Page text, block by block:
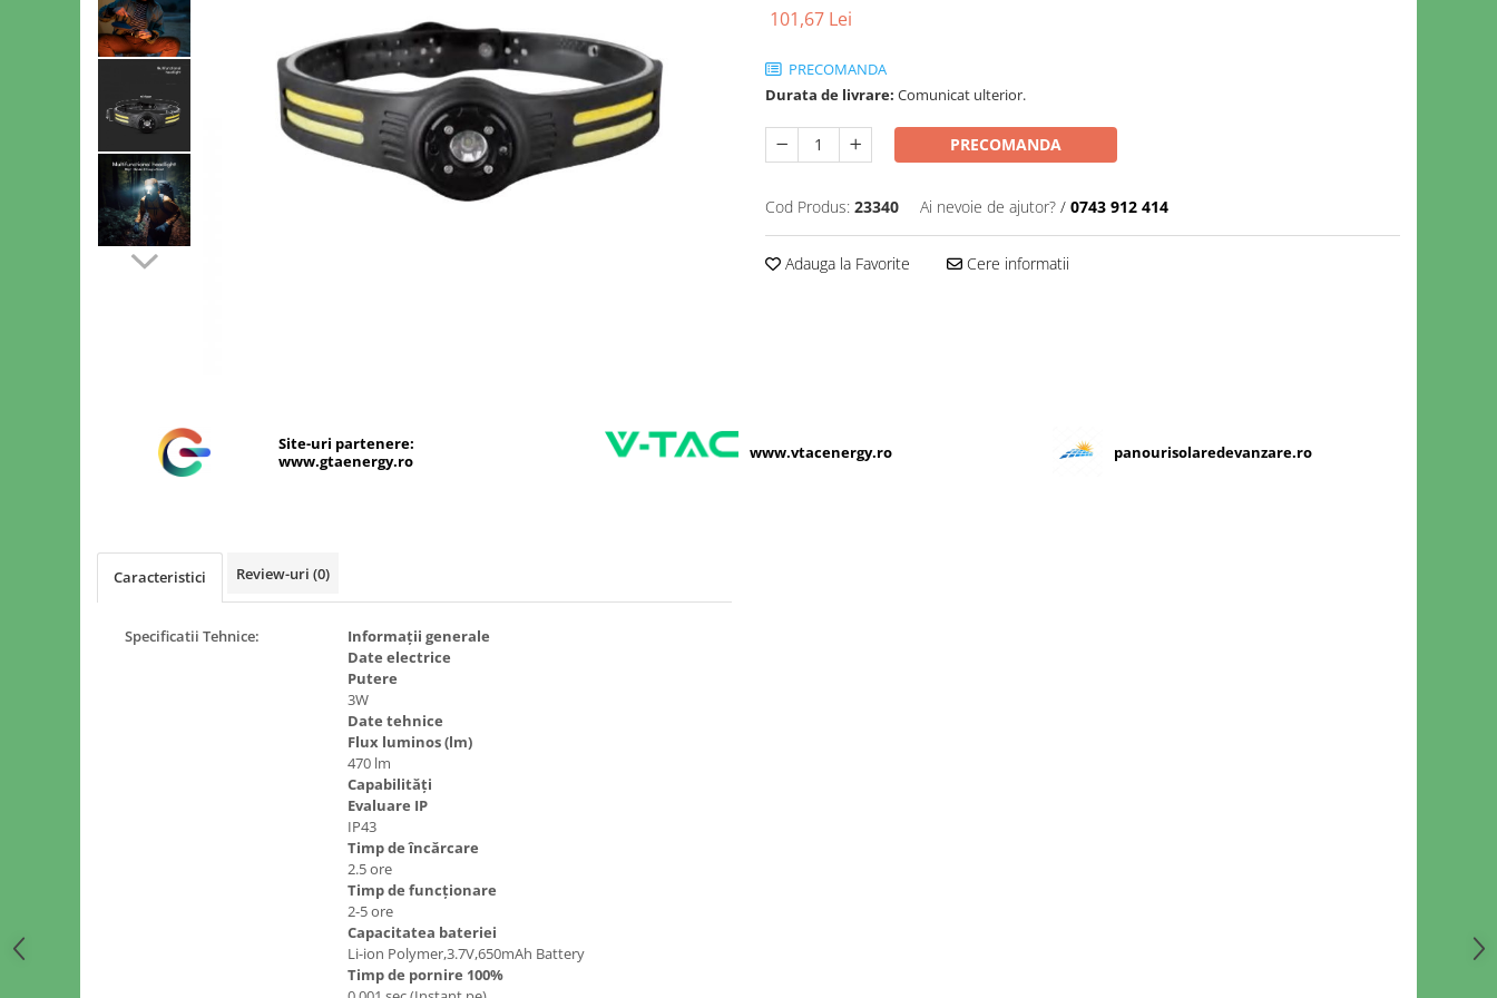
Tuburi LED
101,67 Lei
PRECOMANDA
Durata de livrare: Comunicat ulterior.
PRECOMANDA
Cod Produs: 23340 Ai nevoie de ajutor? / 0743 912 414
Adauga la Favorite Cere informatii
Site-uri partenere:
www.gtaenergy.ro
www.vtacenergy.ro panourisolaredevanzare.ro
Caracteristici Review-uri (0)
Specificatii Tehnice:
Informații generale
Date electrice
Putere
3W
Date tehnice
Flux luminos (lm)
470 lm
Capabilități
Evaluare IP
IP43
Timp de încărcare
2.5 ore
Timp de funcționare
2-5 ore
Capacitatea bateriei
Li-ion Polymer,3.7V,650mAh Battery
Timp de pornire 100%